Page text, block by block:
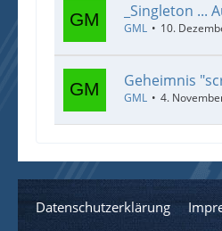
_Singleton ...
GML 10.
Geheimnis
GML 4.
Datenschutzerklärung